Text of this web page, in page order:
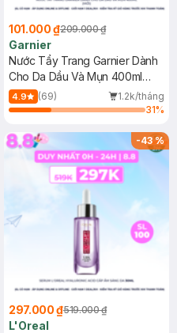
101.000 ₫209.000 ₫
Garnier
Nước Tẩy Trang Garnier Dành
Cho Da Dầu Và Mụn 400ml
(Mới)
4.9 (69)
1.2k/tháng
31%
-43%
297.000 ₫519.000 ₫
L'Oreal